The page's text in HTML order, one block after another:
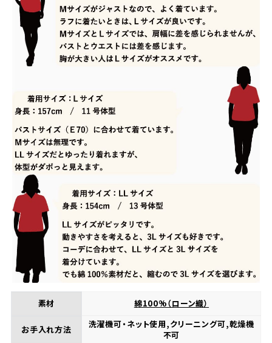
送料無料です。
急いでいます。いつ発送されますか？
平日・土日祝ともに午前10時までのご注文で、
当日発送しております。
お届けの目安は、本州・九州・四国は発送日の
翌日、北海道は3日後、沖縄県内は翌日です。
※確約ではありません。一部地域や天候・交通
状況により、お届けが遅れる場合がございます。
素材 綿100%（ローン織）
お手入れ方法
洗濯機可・ネット使用,クリーニング可,乾燥機
不可